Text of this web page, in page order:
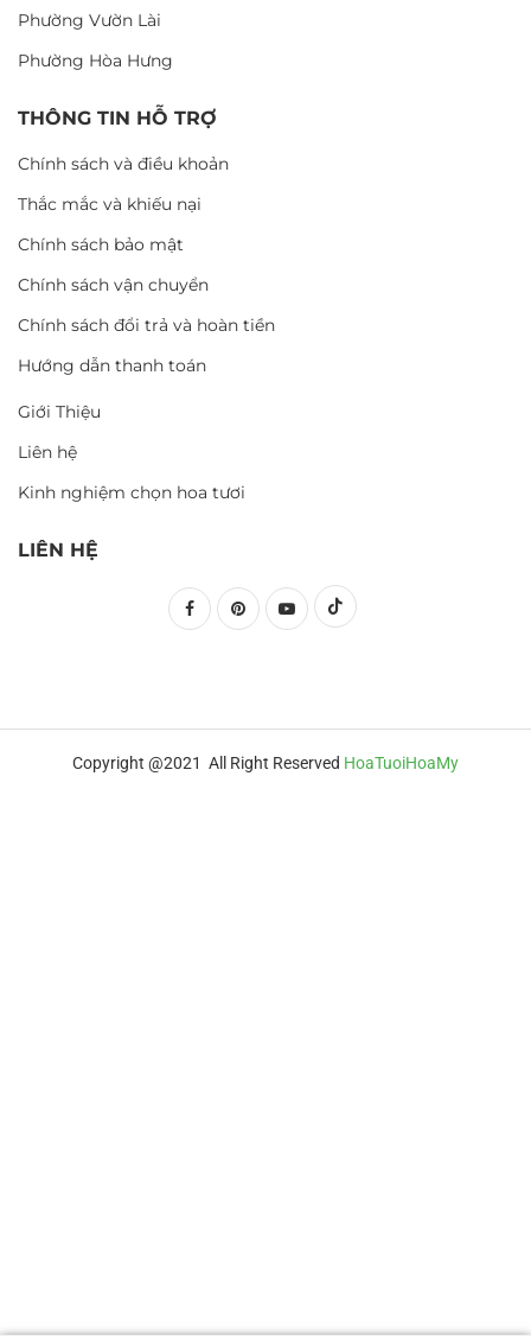
Phường Vườn Lài
Phường Hòa Hưng
THÔNG TIN HỖ TRỢ
Chính sách và điều khoản
Thắc mắc và khiếu nại
Chính sách bảo mật
Chính sách vận chuyển
Chính sách đổi trả và hoàn tiền
Hướng dẫn thanh toán
Giới Thiệu
Liên hệ
Kinh nghiệm chọn hoa tươi
LIÊN HỆ
Copyright @2021 All Right Reserved HoaTuoiHoaMy